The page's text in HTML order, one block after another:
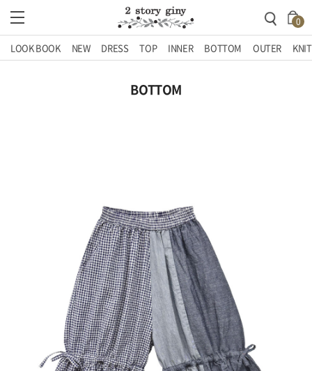
0
LOOK BOOK NEW DRESS TOP INNER BOTTOM OUTER KNIT
BOTTOM